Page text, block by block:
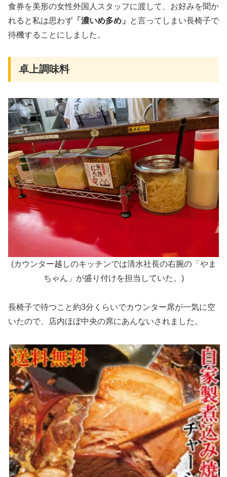
食券を美形の女性外国人スタッフに渡して、お好みを聞か
れると私は思わず 「濃いめ多め」
と言ってしまい長椅子で
待機することにしました。
卓上調味料
(カウンター越しのキッチンでは清水社長の右腕の「やま
ちゃん」が盛り付けを担当していた。)
長椅子で待つこと約3分くらいでカウンター席が一気に空
いたので、店内ほぼ中央の席にあんないされました。